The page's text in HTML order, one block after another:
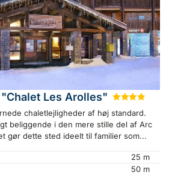
Les Arolles" ★★★
chaletlejligheder af høj standard.
beliggende i den mere stille del af Arc
gør dette sted ideelt til familier som...
25 m
50 m